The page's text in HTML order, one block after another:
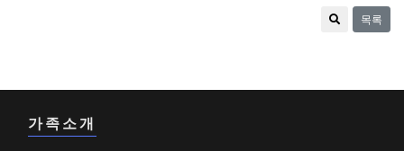
목록
가족소개